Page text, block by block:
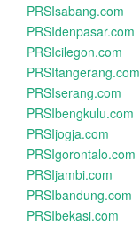
PRSIsabang.com
PRSIdenpasar.com
PRSIcilegon.com
PRSItangerang.com
PRSIserang.com
PRSIbengkulu.com
PRSIjogja.com
PRSIgorontalo.com
PRSIjambi.com
PRSIbandung.com
PRSIbekasi.com